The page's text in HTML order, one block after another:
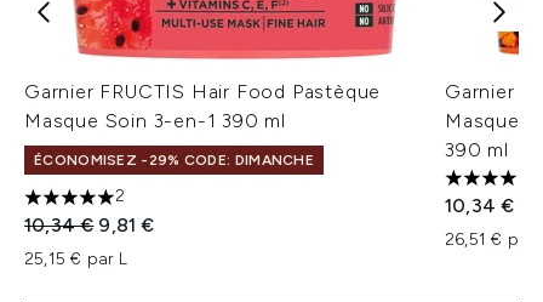
Garnier FRUCTIS Hair Food Pastèque
Masque Soin 3-en-1 390 ml
ÉCONOMISEZ -29% CODE: DIMANCHE
5 étoiles sur un maximum de 5
2
Prix de vente :
10,34 € Prix ​​actuel :
9,81 €
25,15 € par L
Garnier
Masque
390 ml
4.67
10,34 €
26,51 € par